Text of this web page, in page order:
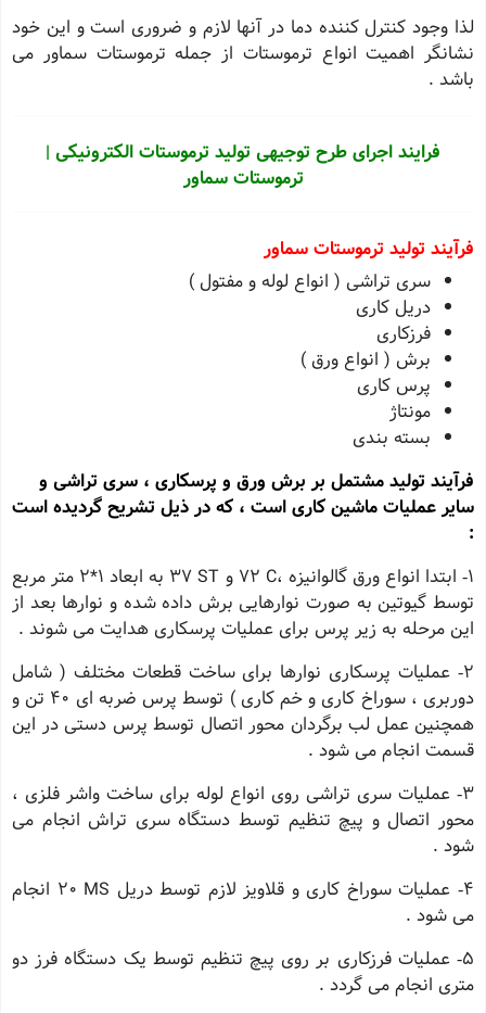
لذا وجود کنترل کننده دما در آنها لازم و ضروری است و این خود
نشانگر اهمیت انواع ترموستات از جمله ترموستات سماور می
باشد .
فرایند اجرای طرح توجیهی تولید ترموستات الکترونیکی |
ترموستات سماور
فرآیند تولید ترموستات سماور
سری تراشی ( انواع لوله و مفتول )
دریل کاری
فرزکاری
برش ( انواع ورق )
پرس کاری
مونتاژ
بسته بندی
فرآیند تولید مشتمل بر برش ورق و پرسکاری ، سری تراشی و
سایر عملیات ماشین کاری است ، که در ذیل تشریح گردیده است
:
١‐ ابتدا انواع ورق گالوانیزه ،C ٧٢ و ST ٣٧ به ابعاد ١*٢ متر مربع
توسط گیوتین به صورت نوارهایی برش داده شده و نوارها بعد از
این مرحله به زیر پرس برای عملیات پرسکاری هدایت می شوند .
٢‐ عملیات پرسکاری نوارها برای ساخت قطعات مختلف ( شامل
دوربری ، سوراخ کاری و خم کاری ) توسط پرس ضربه ای ٤٠ تن و
همچنین عمل لب برگردان محور اتصال توسط پرس دستی در این
قسمت انجام می شود .
٣‐ عملیات سری تراشی روی انواع لوله برای ساخت واشر فلزی ،
محور اتصال و پیچ تنظیم توسط دستگاه سری تراش انجام می
شود .
٤‐ عملیات سوراخ کاری و قلاویز لازم توسط دریل MS ٢٠ انجام
می شود .
٥‐ عملیات فرزکاری بر روی پیچ تنظیم توسط یک دستگاه فرز دو
متری انجام می گردد .